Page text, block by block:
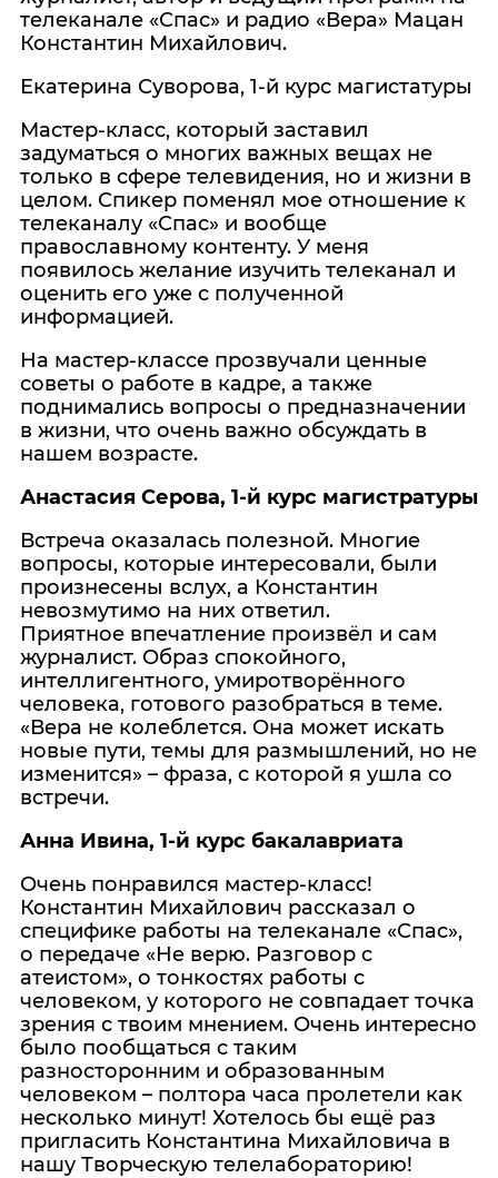
телеканале «Спас» и радио «Вера» Мацан
Константин Михайлович.
Екатерина Суворова, 1-й курс магистатуры
Мастер-класс, который заставил
задуматься о многих важных вещах не
только в сфере телевидения, но и жизни в
целом. Спикер поменял мое отношение к
телеканалу «Спас» и вообще
православному контенту. У меня
появилось желание изучить телеканал и
оценить его уже с полученной
информацией.
На мастер-классе прозвучали ценные
советы о работе в кадре, а также
поднимались вопросы о предназначении
в жизни, что очень важно обсуждать в
нашем возрасте.
Анастасия Серова, 1-й курс магистратуры
Встреча оказалась полезной. Многие
вопросы, которые интересовали, были
произнесены вслух, а Константин
невозмутимо на них ответил.
Приятное впечатление произвёл и сам
журналист. Образ спокойного,
интеллигентного, умиротворённого
человека, готового разобраться в теме.
«Вера не колеблется. Она может искать
новые пути, темы для размышлений, но не
изменится» – фраза, с которой я ушла со
встречи.
Анна Ивина, 1-й курс бакалавриата
Очень понравился мастер-класс!
Константин Михайлович рассказал о
специфике работы на телеканале «Спас»,
о передаче «Не верю. Разговор с
атеистом», о тонкостях работы с
человеком, у которого не совпадает точка
зрения с твоим мнением. Очень интересно
было пообщаться с таким
разносторонним и образованным
человеком – полтора часа пролетели как
несколько минут! Хотелось бы ещё раз
пригласить Константина Михайловича в
нашу Творческую телелабораторию!